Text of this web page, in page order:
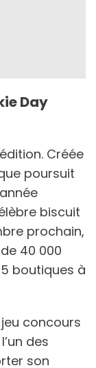
Day
Créée
poursuit
biscuit
prochain,
40 000
boutiques à
concours
des
son